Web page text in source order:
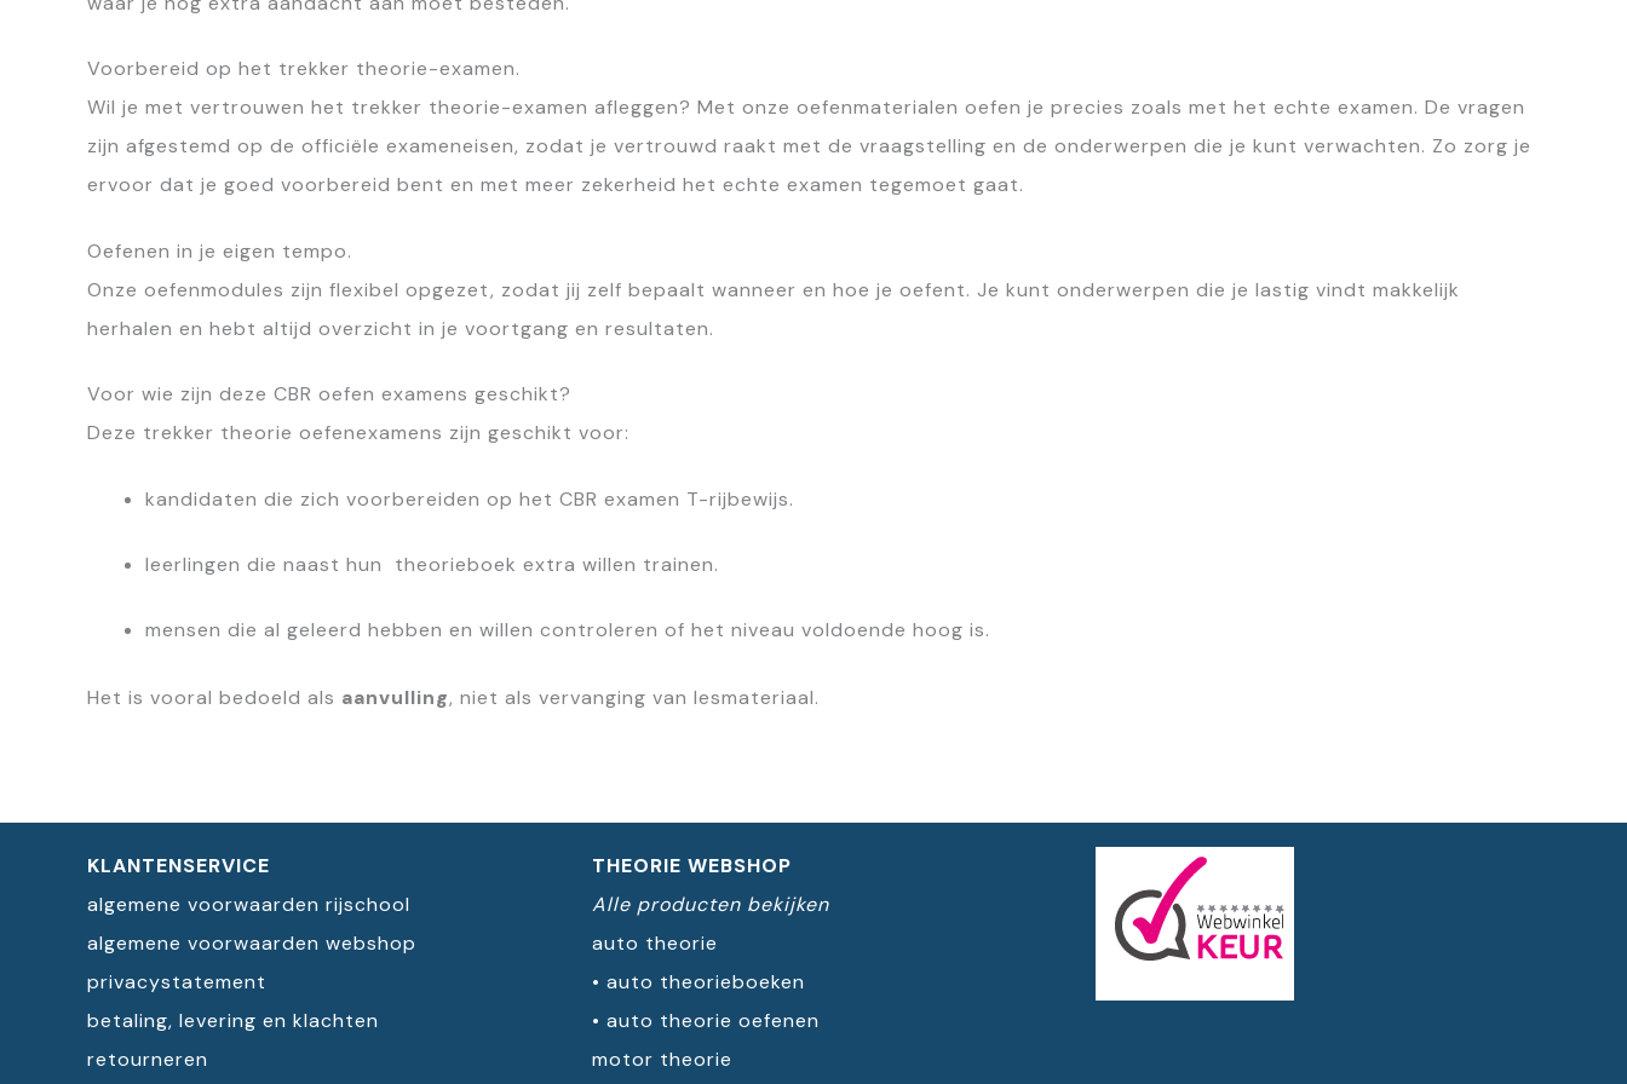
Voorbereid op het trekker theorie-examen.
Wil je met vertrouwen het trekker theorie-examen afleggen? Met onze oefenmaterialen oefen je precies zoals met het echte examen. De vragen
zijn afgestemd op de officiële exameneisen, zodat je vertrouwd raakt met de vraagstelling en de onderwerpen die je kunt verwachten. Zo zorg je
ervoor dat je goed voorbereid bent en met meer zekerheid het echte examen tegemoet gaat.
Oefenen in je eigen tempo.
Onze oefenmodules zijn flexibel opgezet, zodat jij zelf bepaalt wanneer en hoe je oefent. Je kunt onderwerpen die je lastig vindt makkelijk
herhalen en hebt altijd overzicht in je voortgang en resultaten.
Voor wie zijn deze CBR oefen examens geschikt?
Deze trekker theorie oefenexamens zijn geschikt voor:
kandidaten die zich voorbereiden op het CBR examen T-rijbewijs.
leerlingen die naast hun theorieboek extra willen trainen.
mensen die al geleerd hebben en willen controleren of het niveau voldoende hoog is.
Het is vooral bedoeld als aanvulling, niet als vervanging van lesmateriaal.
KLANTENSERVICE
algemene voorwaarden rijschool
algemene voorwaarden webshop
privacystatement
betaling, levering en klachten
retourneren
THEORIE WEBSHOP
Alle producten bekijken
auto theorie
• auto theorieboeken
• auto theorie oefenen
motor theorie